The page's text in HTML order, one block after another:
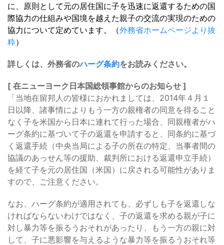
に、原則として元の居住国に子を迅速に返還するための国
際協力の仕組みや国境を越えた親子の交流の実現のための
協力について定めています。（外務省ホームページより抜
粋）
詳しくは、外務省のハーグ条約をお読みください。
[ 在ニューヨーク日本国総領事館からのお知らせ ]
「当地在留邦人の皆様におかれましては、2014年４月１
日以降、諸事情によりもう一方の親権者の同意を得ること
なく子を米国から日本に連れて行った場合、同親権者がハ
ーグ条約に基づいて子の返還を申請すると、同条約に基づ
く返還手続（中央当局による子の所在の特定、当事者間の
協議のあっせん等の援助、裁判所における返還申立手続）
を経て子を元の居住国（米国）に戻される可能性がありま
すので、ご注意ください。
なお、ハーグ条約が適用されても、必ずしも子を返還しな
ければならないわけではなく、子の返還を求める親が子に
対し暴力等を振るうおそれがあったり、もう一方の親に対
して、子に悪影響を与えるような暴力等を振るうおそれ等